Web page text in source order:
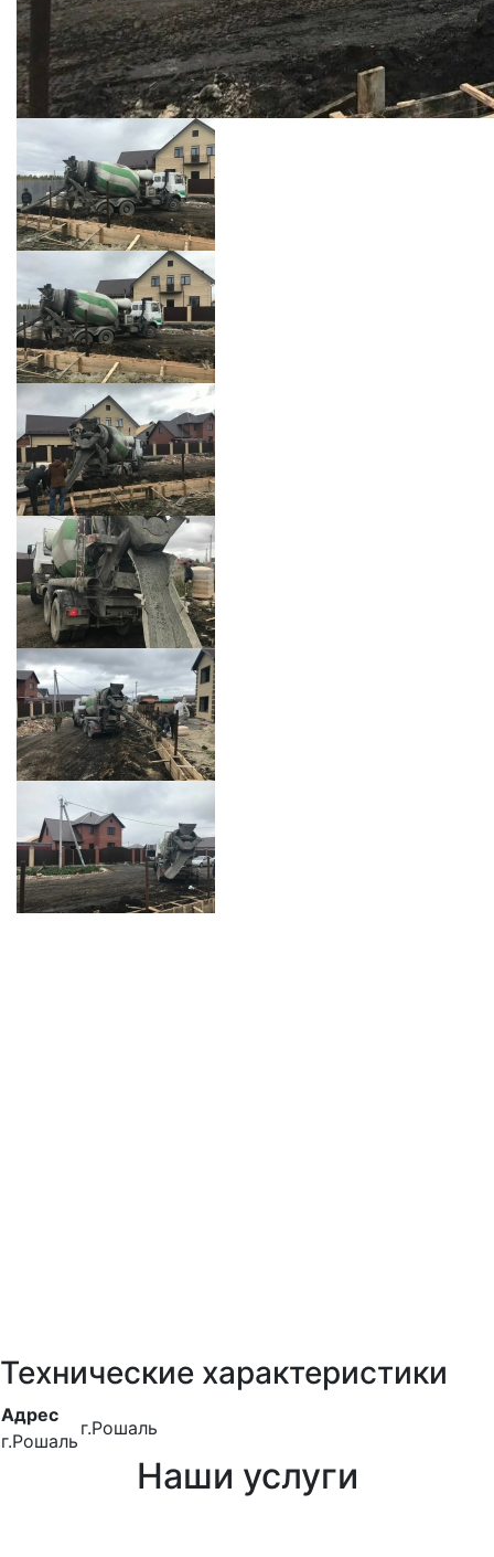
Технические характеристики
Адрес
г.Рошаль
г.Рошаль
Наши услуги